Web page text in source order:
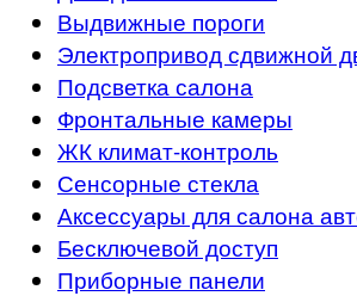
Выдвижные пороги
Электропривод сдвижной
Подсветка салона
Фронтальные камеры
ЖК климат-контроль
Сенсорные стекла
Аксессуары для салона
Бесключевой доступ
Приборные панели